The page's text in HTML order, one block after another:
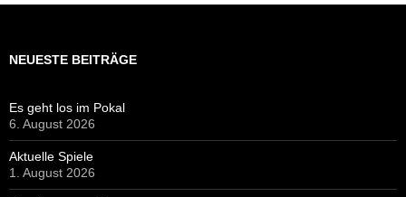
NEUESTE BEITRÄGE
Es geht los im Pokal
6. August 2026
Aktuelle Spiele
1. August 2026